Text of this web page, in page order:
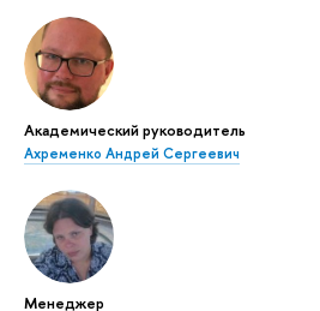
Академический руководитель
Ахременко Андрей Сергеевич
Менеджер